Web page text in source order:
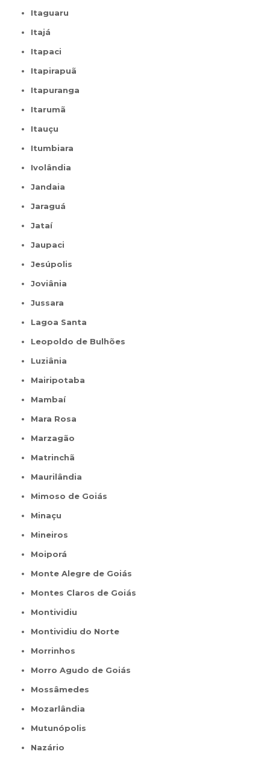
Itaguaru
Itajá
Itapaci
Itapirapuã
Itapuranga
Itarumã
Itauçu
Itumbiara
Ivolândia
Jandaia
Jaraguá
Jataí
Jaupaci
Jesúpolis
Joviânia
Jussara
Lagoa Santa
Leopoldo de Bulhões
Luziânia
Mairipotaba
Mambaí
Mara Rosa
Marzagão
Matrinchã
Maurilândia
Mimoso de Goiás
Minaçu
Mineiros
Moiporá
Monte Alegre de Goiás
Montes Claros de Goiás
Montividiu
Montividiu do Norte
Morrinhos
Morro Agudo de Goiás
Mossâmedes
Mozarlândia
Mutunópolis
Nazário